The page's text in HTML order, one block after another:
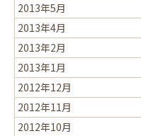
2013年5月
2013年4月
2013年2月
2013年1月
2012年12月
2012年11月
2012年10月